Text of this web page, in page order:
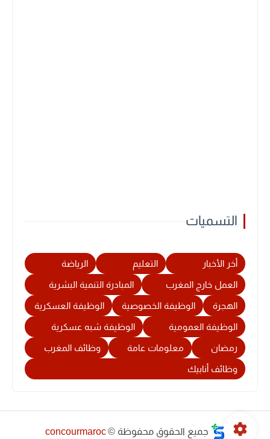
التسميات
أخر الأخبار التعليم الرياضة
العمل خارج المغرب المبادرة التنمية البشرية
الهجرة الوظيفة الخصوصية الوظيفة العسكرية
الوظيفة العمومية الوظيفة شبه عسكرية
رمضان معلومات عامة وظائف المغرب
وظائف أنابيك
جميع الحقوق محفوظة © concourmaroc